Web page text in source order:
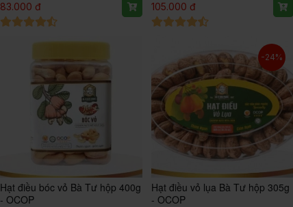
83.000 đ 105.000 đ
Hạt điều bóc vỏ Bà Tư hộp 400g
- OCOP
-24%
Hạt điều vỏ lụa Bà Tư hộp 305g
- OCOP